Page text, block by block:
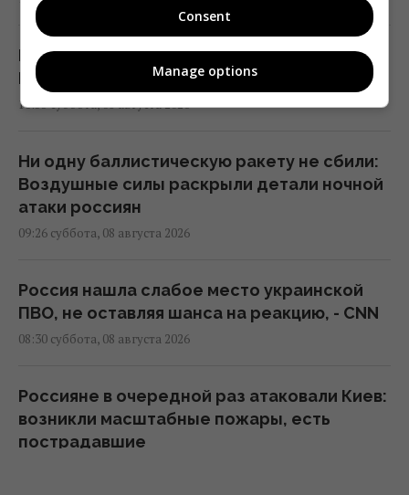
В России загорелись сразу два крупных
НПЗ после атаки украинских дронов
10:55 суббота, 08 августа 2026
Ни одну баллистическую ракету не сбили:
Воздушные силы раскрыли детали ночной
атаки россиян
09:26 суббота, 08 августа 2026
Россия нашла слабое место украинской
ПВО, не оставляя шанса на реакцию, - CNN
08:30 суббота, 08 августа 2026
Россияне в очередной раз атаковали Киев:
возникли масштабные пожары, есть
пострадавшие
Consent
Manage options